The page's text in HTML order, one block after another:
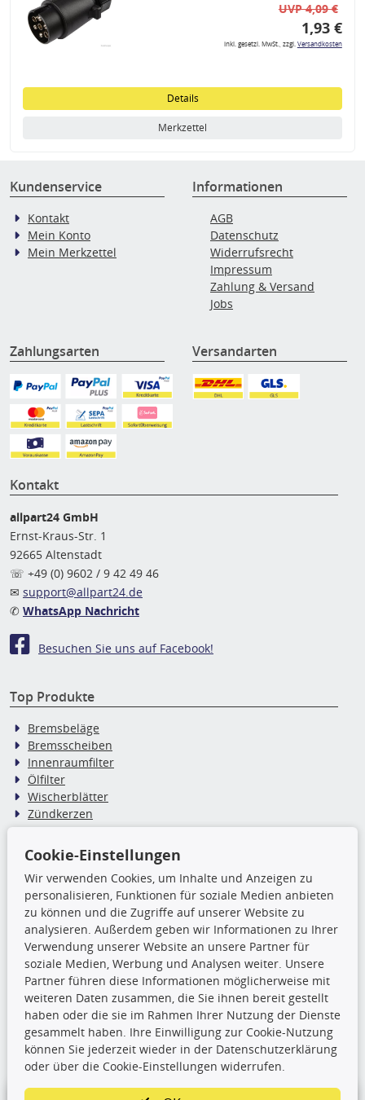
UVP 4,09 €
1,93 €
inkl. gesetzl. MwSt., zzgl.Versandkosten
Details
Merkzettel
Kundenservice
Kontakt
Mein Konto
Mein Merkzettel
Informationen
AGB
Datenschutz
Widerrufsrecht
Impressum
Zahlung & Versand
Jobs
Zahlungsarten Versandarten
Kontakt
allpart24 GmbH
Ernst-Kraus-Str. 1
92665 Altenstadt
☏ +49 (0) 9602 / 9 42 49 46
✉ support@allpart24.de
✆ WhatsApp Nachricht
Besuchen Sie uns auf Facebook!
Top Produkte
Bremsbeläge
Bremsscheiben
Innenraumfilter
Ölfilter
Wischerblätter
Zündkerzen
TecDoc Inside
Die hier angezeigten Daten,
insbesondere die gesamte Datenbank,
dürfen nicht kopiert werden. Es ist zu
unterlassen, die Daten oder die gesamte Datenbank ohne
vorherige Zustimmung TecDocs zu vervielfältigen, zu
verbreiten und/oder diese Handlungen durch Dritte ausführen
zu lassen. Ein Zuwiderhandeln stellt eine
Urheberrechtsverletzung dar und wird verfolgt.
Ronny’s Newsletter
Cookie-Einstellungen
Wir verwenden Cookies, um Inhalte und Anzeigen zu
personalisieren, Funktionen für soziale Medien anbieten
zu können und die Zugriffe auf unserer Website zu
analysieren. Außerdem geben wir Informationen zu Ihrer
Verwendung unserer Website an unsere Partner für
soziale Medien, Werbung und Analysen weiter. Unsere
Partner führen diese Informationen möglicherweise mit
weiteren Daten zusammen, die Sie ihnen bereit gestellt
haben oder die sie im Rahmen Ihrer Nutzung der Dienste
gesammelt haben. Ihre Einwilligung zur Cookie-Nutzung
können Sie jederzeit wieder in der Datenschutzerklärung
oder über die Cookie-Einstellungen widerrufen.